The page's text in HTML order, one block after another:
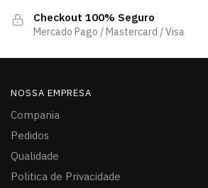
Checkout 100% Seguro
Mercado Pago / Mastercard / Visa
NOSSA EMPRESA
Compania
Pedidos
Qualidade
Politica de Privacidade